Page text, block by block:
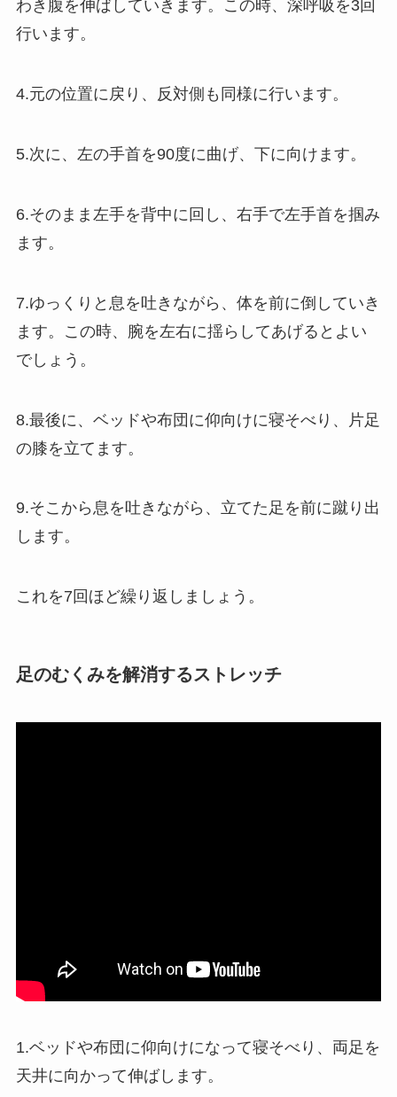
わき腹を伸ばしていきます。この時、深呼吸を3回
行います。
4.元の位置に戻り、反対側も同様に行います。
5.次に、左の手首を90度に曲げ、下に向けます。
6.そのまま左手を背中に回し、右手で左手首を掴み
ます。
7.ゆっくりと息を吐きながら、体を前に倒していき
ます。この時、腕を左右に揺らしてあげるとよい
でしょう。
8.最後に、ベッドや布団に仰向けに寝そべり、片足
の膝を立てます。
9.そこから息を吐きながら、立てた足を前に蹴り出
します。
これを7回ほど繰り返しましょう。
足のむくみを解消するストレッチ
1.ベッドや布団に仰向けになって寝そべり、両足を
天井に向かって伸ばします。